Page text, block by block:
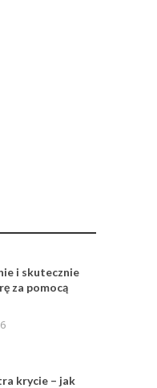
i skutecznie
za pomocą
krycie – jak